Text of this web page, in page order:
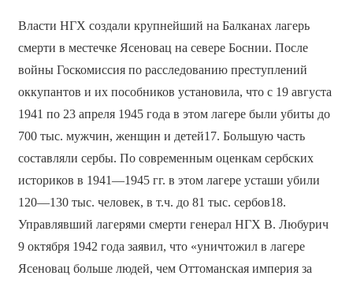
Власти НГХ создали крупнейший на Балканах лагерь
смерти в местечке Ясеновац на севере Боснии. После
войны Госкомиссия по расследованию преступлений
оккупантов и их пособников установила, что с 19 августа
1941 по 23 апреля 1945 года в этом лагере были убиты до
700 тыс. мужчин, женщин и детей17. Большую часть
составляли сербы. По современным оценкам сербских
историков в 1941—1945 гг. в этом лагере усташи убили
120—130 тыс. человек, в т.ч. до 81 тыс. сербов18.
Управлявший лагерями смерти генерал НГХ В. Любурич
9 октября 1942 года заявил, что «уничтожил в лагере
Ясеновац больше людей, чем Оттоманская империя за